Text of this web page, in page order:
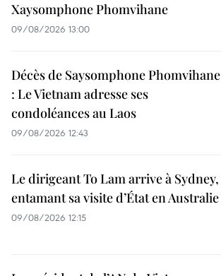
Xaysomphone Phomvihane
09/08/2026 13:00
Décès de Saysomphone Phomvihane
: Le Vietnam adresse ses
condoléances au Laos
09/08/2026 12:43
Le dirigeant To Lam arrive à Sydney,
entamant sa visite d’État en Australie
09/08/2026 12:15